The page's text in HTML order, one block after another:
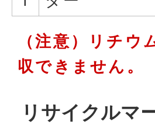
（注意）リチ
収できません。
リサイクルマ